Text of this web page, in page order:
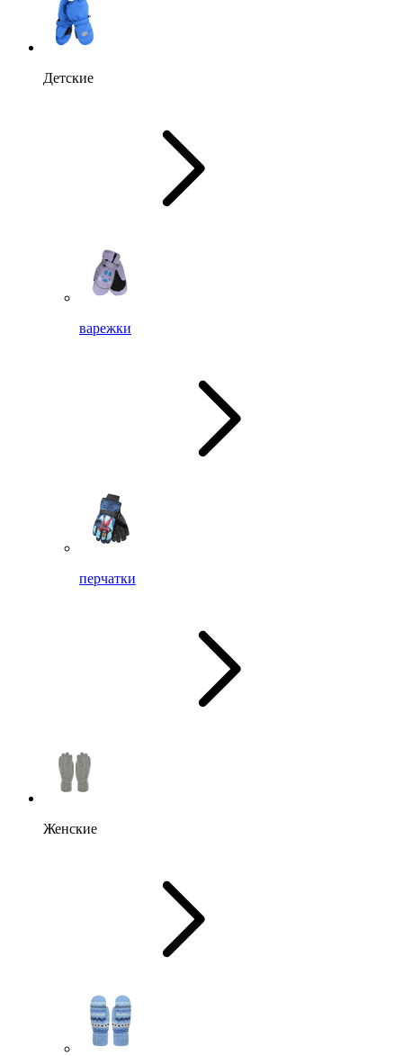
Детские
варежки
перчатки
Женские